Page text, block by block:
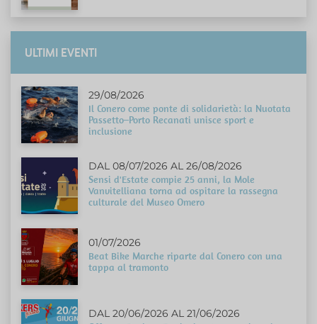
ULTIMI EVENTI
29/08/2026
Il Conero come ponte di solidarietà: la Nuotata
Passetto–Porto Recanati unisce sport e
inclusione
DAL 08/07/2026 AL 26/08/2026
Sensi d'Estate compie 25 anni, la Mole
Vanvitelliana torna ad ospitare la rassegna
culturale del Museo Omero
01/07/2026
Beat Bike Marche riparte dal Conero con una
tappa al tramonto
DAL 20/06/2026 AL 21/06/2026